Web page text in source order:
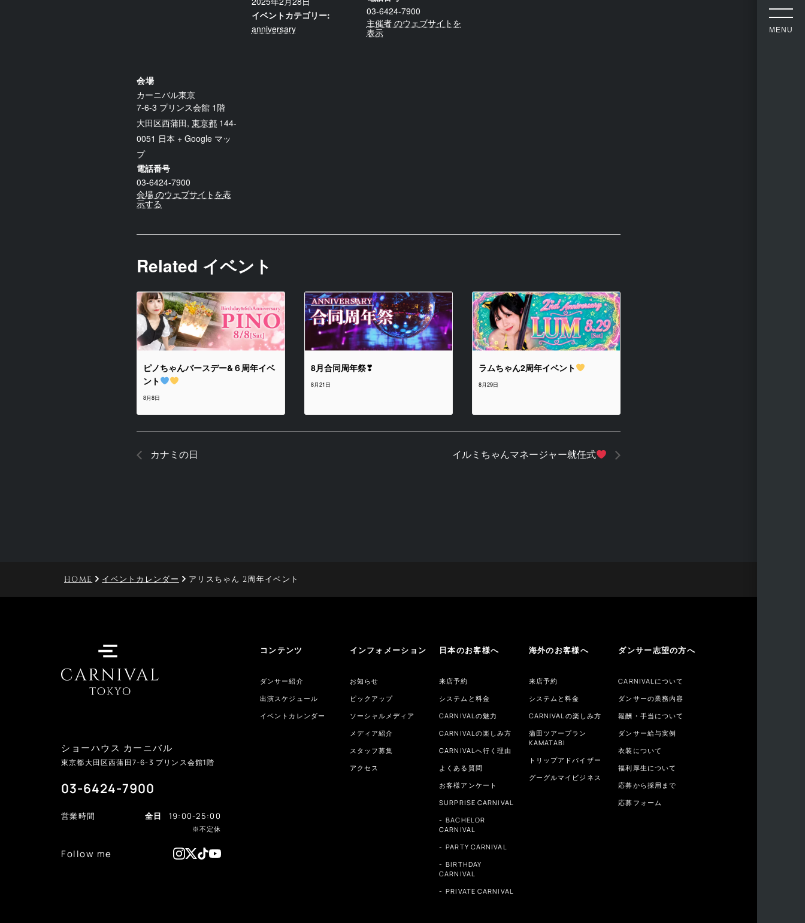
イベントカテゴリー:
anniversary
03-6424-7900
主催者 のウェブサイトを
表示
会場
カーニバル東京
7-6-3 プリンス会館 1階
大田区西蒲田, 東京都 144-
0051 日本 + Google マッ
プ
電話番号
03-6424-7900
会場 のウェブサイトを表
示する
Related イベント
ピノちゃんバースデー&６周年イベ
ント
8月8日
8月合同周年祭❣
8月21日
ラムちゃん2周年イベント
8月29日
カナミの日 イルミちゃんマネージャー就任式
HOME イベントカレンダー アリスちゃん 2周年イベント
ショーハウス カーニバル
東京都大田区西蒲田7-6-3 プリンス会館1階
03-6424-7900
営業時間 全日 19:00-25:00
※不定休
Follow me
コンテンツ
ダンサー紹介
出演スケジュール
イベントカレンダー
インフォメーション
お知らせ
ピックアップ
ソーシャルメディア
メディア紹介
スタッフ募集
アクセス
日本のお客様へ
来店予約
システムと料金
CARNIVALの魅力
CARNIVALの楽しみ方
CARNIVALへ行く理由
よくある質問
お客様アンケート
SURPRISE CARNIVAL
BACHELOR
CARNIVAL
PARTY CARNIVAL
BIRTHDAY
CARNIVAL
PRIVATE CARNIVAL
海外のお客様へ
来店予約
システムと料金
CARNIVALの楽しみ方
蒲田ツアープラン
KAMATABI
トリップアドバイザー
グーグルマイビジネス
ダンサー志望の方へ
CARNIVALについて
ダンサーの業務内容
報酬・手当について
ダンサー給与実例
衣装について
福利厚生について
応募から採用まで
応募フォーム